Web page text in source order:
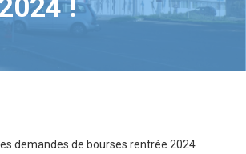
!
demandes de bourses rentrée 2024